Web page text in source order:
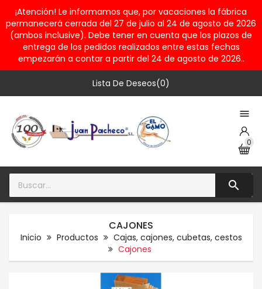
¡Atención! Le informamos que, por vacaciones la fábrica
permanecerá cerrada del 27 de julio al 24 de agosto de 2026
(ambos inclusive). Debe tener en cuenta que los plazos de
entrega de los pedidos realizados entre estas fechas
empezarán a contar a partir del 24 de agosto de 2026..
Lista De Deseos(0)

0

CAJONES
Inicio Productos
Cajas, cajones, cubetas, cestos
Cajones